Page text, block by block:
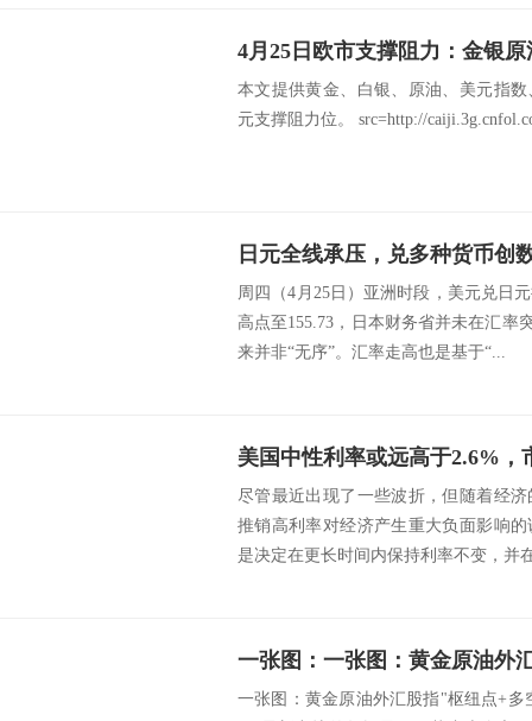
本文提供黄金、白银、原油、美元指
元支撑阻力位。 src=http://
周四（4月25日）亚洲时段，美元兑日
高点至155.73，日本财务省并未在汇率
来并非“无序”。汇率走高也是基于“...
美国中性利率或远高于2.6%，
尽管最近出现了一些波折，但随着经
推销高利率对经济产生重大负面影响
是决定在更长时间内保持利率不变，并
一张图：黄金原油外汇股指"枢纽点+多